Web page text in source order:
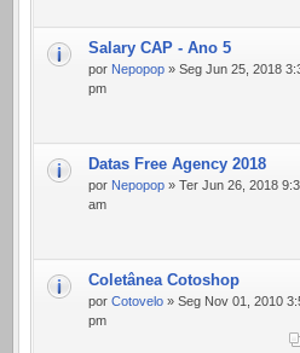
Salary CAP - Ano 5
por Nepopop » Seg Jun 25, 2018
pm
Datas Free Agency 2018
por Nepopop » Ter Jun 26, 2018
am
Coletânea Cotoshop
por Cotovelo » Seg Nov 01, 2010
pm